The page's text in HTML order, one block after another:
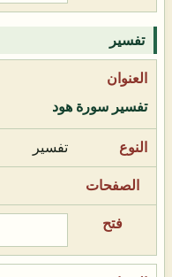
تفسير
تفسير سورة هود
تفسير